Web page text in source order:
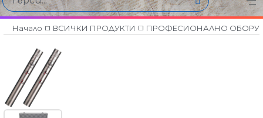
Начало ВСИЧКИ ПРОДУКТИ ПРОФЕСИОНАЛНО